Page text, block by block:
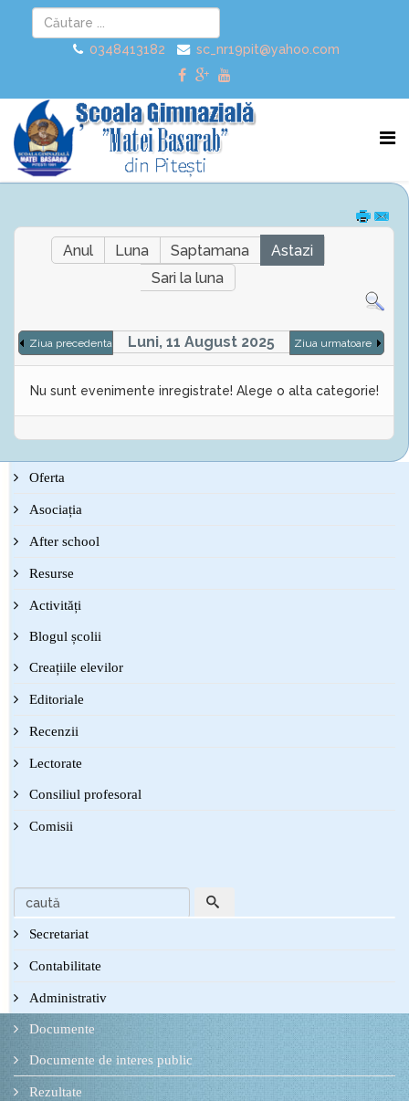
0348413182 sc_nr19pit@yahoo.com
Anul Luna Saptamana
Astazi
Sari la luna
Ziua precedenta Luni, 11 August 2025 Ziua urmatoare
Nu sunt evenimente inregistrate! Alege o alta categorie!
Oferta
Asociația
After school
Resurse
Activități
Blogul școlii
Creațiile elevilor
Editoriale
Recenzii
Lectorate
Consiliul profesoral
Comisii
Secretariat
Contabilitate
Administrativ
Documente
Documente de interes public
Rezultate